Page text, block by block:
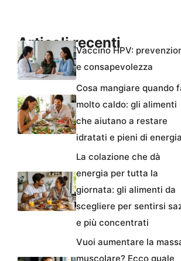
Articoli recenti
Vaccino HPV:
e consapevolezza
Cosa mangiare quando
molto caldo: gli alimenti
che aiutano a restare
idratati e pieni di energia
La colazione che dà
energia per tutta la
giornata: gli alimenti da
scegliere per sentirsi
e più concentrati
Vuoi aumentare la
muscolare? Ecco quale